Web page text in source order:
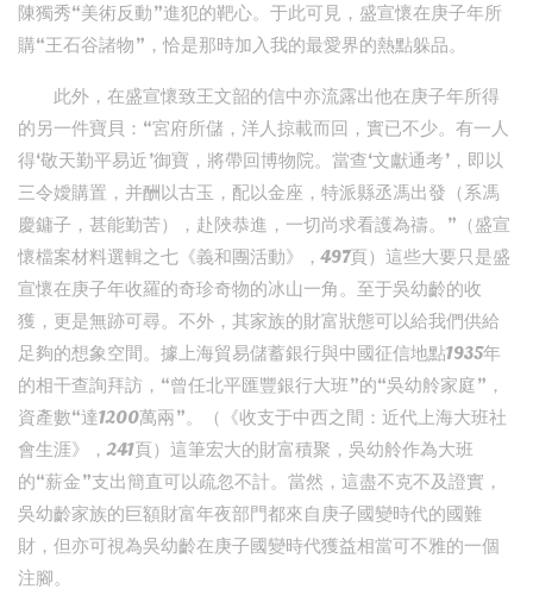
陳獨秀“美術反動”進犯的靶心。于此可見，盛宣懷在庚子年所
購“王石谷諸物”，恰是那時加入我的最愛界的熱點躲品。
此外，在盛宣懷致王文韶的信中亦流露出他在庚子年所得
的另一件寶貝：“宮府所儲，洋人掠載而回，實已不少。有一人
得‘敬天勤平易近’御寶，將帶回博物院。當查‘文獻通考’，即以
三令嬡購置，并酬以古玉，配以金座，特派縣丞馮出發（系馮
慶鏞子，甚能勤苦），赴陜恭進，一切尚求看護為禱。”（盛宣
懷檔案材料選輯之七《義和團活動》，497頁）這些大要只是盛
宣懷在庚子年收羅的奇珍奇物的冰山一角。至于吳幼齡的收
獲，更是無跡可尋。不外，其家族的財富狀態可以給我們供給
足夠的想象空間。據上海貿易儲蓄銀行與中國征信地點1935年
的相干查詢拜訪，“曾任北平匯豐銀行大班”的“吳幼舲家庭”，
資產數“達1200萬兩”。（《收支于中西之間：近代上海大班社
會生涯》，241頁）這筆宏大的財富積聚，吳幼舲作為大班
的“薪金”支出簡直可以疏忽不計。當然，這盡不克不及證實，
吳幼齡家族的巨額財富年夜部門都來自庚子國變時代的國難
財，但亦可視為吳幼齡在庚子國變時代獲益相當可不雅的一個
注腳。